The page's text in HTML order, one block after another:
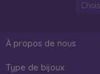
À propos de nous
Type de bijoux